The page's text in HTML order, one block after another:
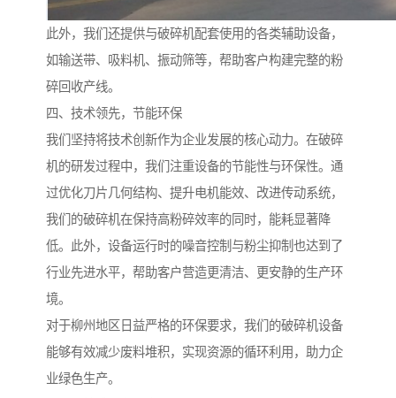
此外，我们还提供与破碎机配套使用的各类辅助设备，
如输送带、吸料机、振动筛等，帮助客户构建完整的粉
碎回收产线。
四、技术领先，节能环保
我们坚持将技术创新作为企业发展的核心动力。在破碎
机的研发过程中，我们注重设备的节能性与环保性。通
过优化刀片几何结构、提升电机能效、改进传动系统，
我们的破碎机在保持高粉碎效率的同时，能耗显著降
低。此外，设备运行时的噪音控制与粉尘抑制也达到了
行业先进水平，帮助客户营造更清洁、更安静的生产环
境。
对于柳州地区日益严格的环保要求，我们的破碎机设备
能够有效减少废料堆积，实现资源的循环利用，助力企
业绿色生产。